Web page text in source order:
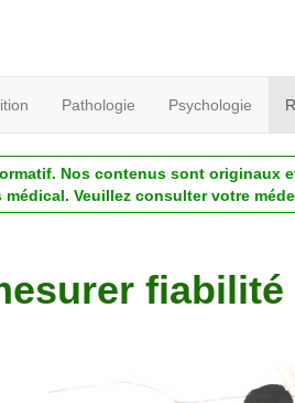
Pathologie Psychologie
Nos contenus sont originaux
Veuillez consulter votre
fiabilité